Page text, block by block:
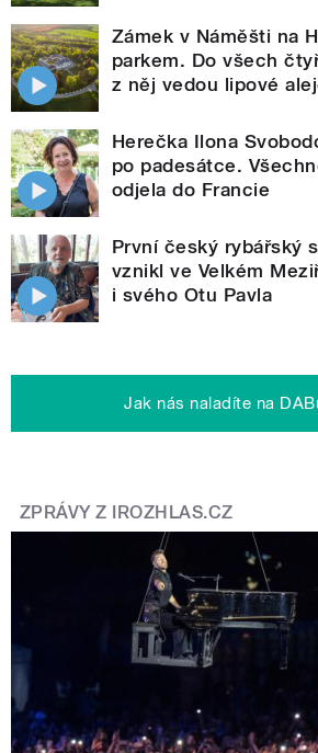
Zámek v Náměšti na
parkem. Do všech
z něj vedou lipové
Herečka Ilona
po padesátce.
odjela do Francie
První český rybářský
vznikl ve Velkém
i svého Otu Pavla
Jak nás naladíte na
ZPRÁVY Z IROZHLAS.CZ